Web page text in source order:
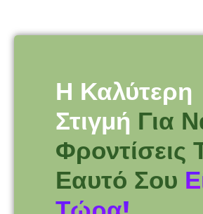
Η Καλύτερη
Στιγμή Για
Φροντίσεις
Εαυτό Σου